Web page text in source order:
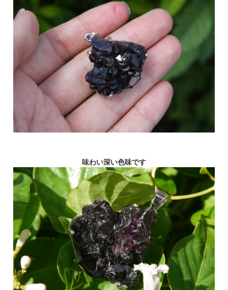
味わい深い色味です